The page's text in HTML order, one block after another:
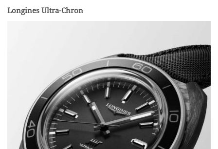
Longines Ultra-Chron